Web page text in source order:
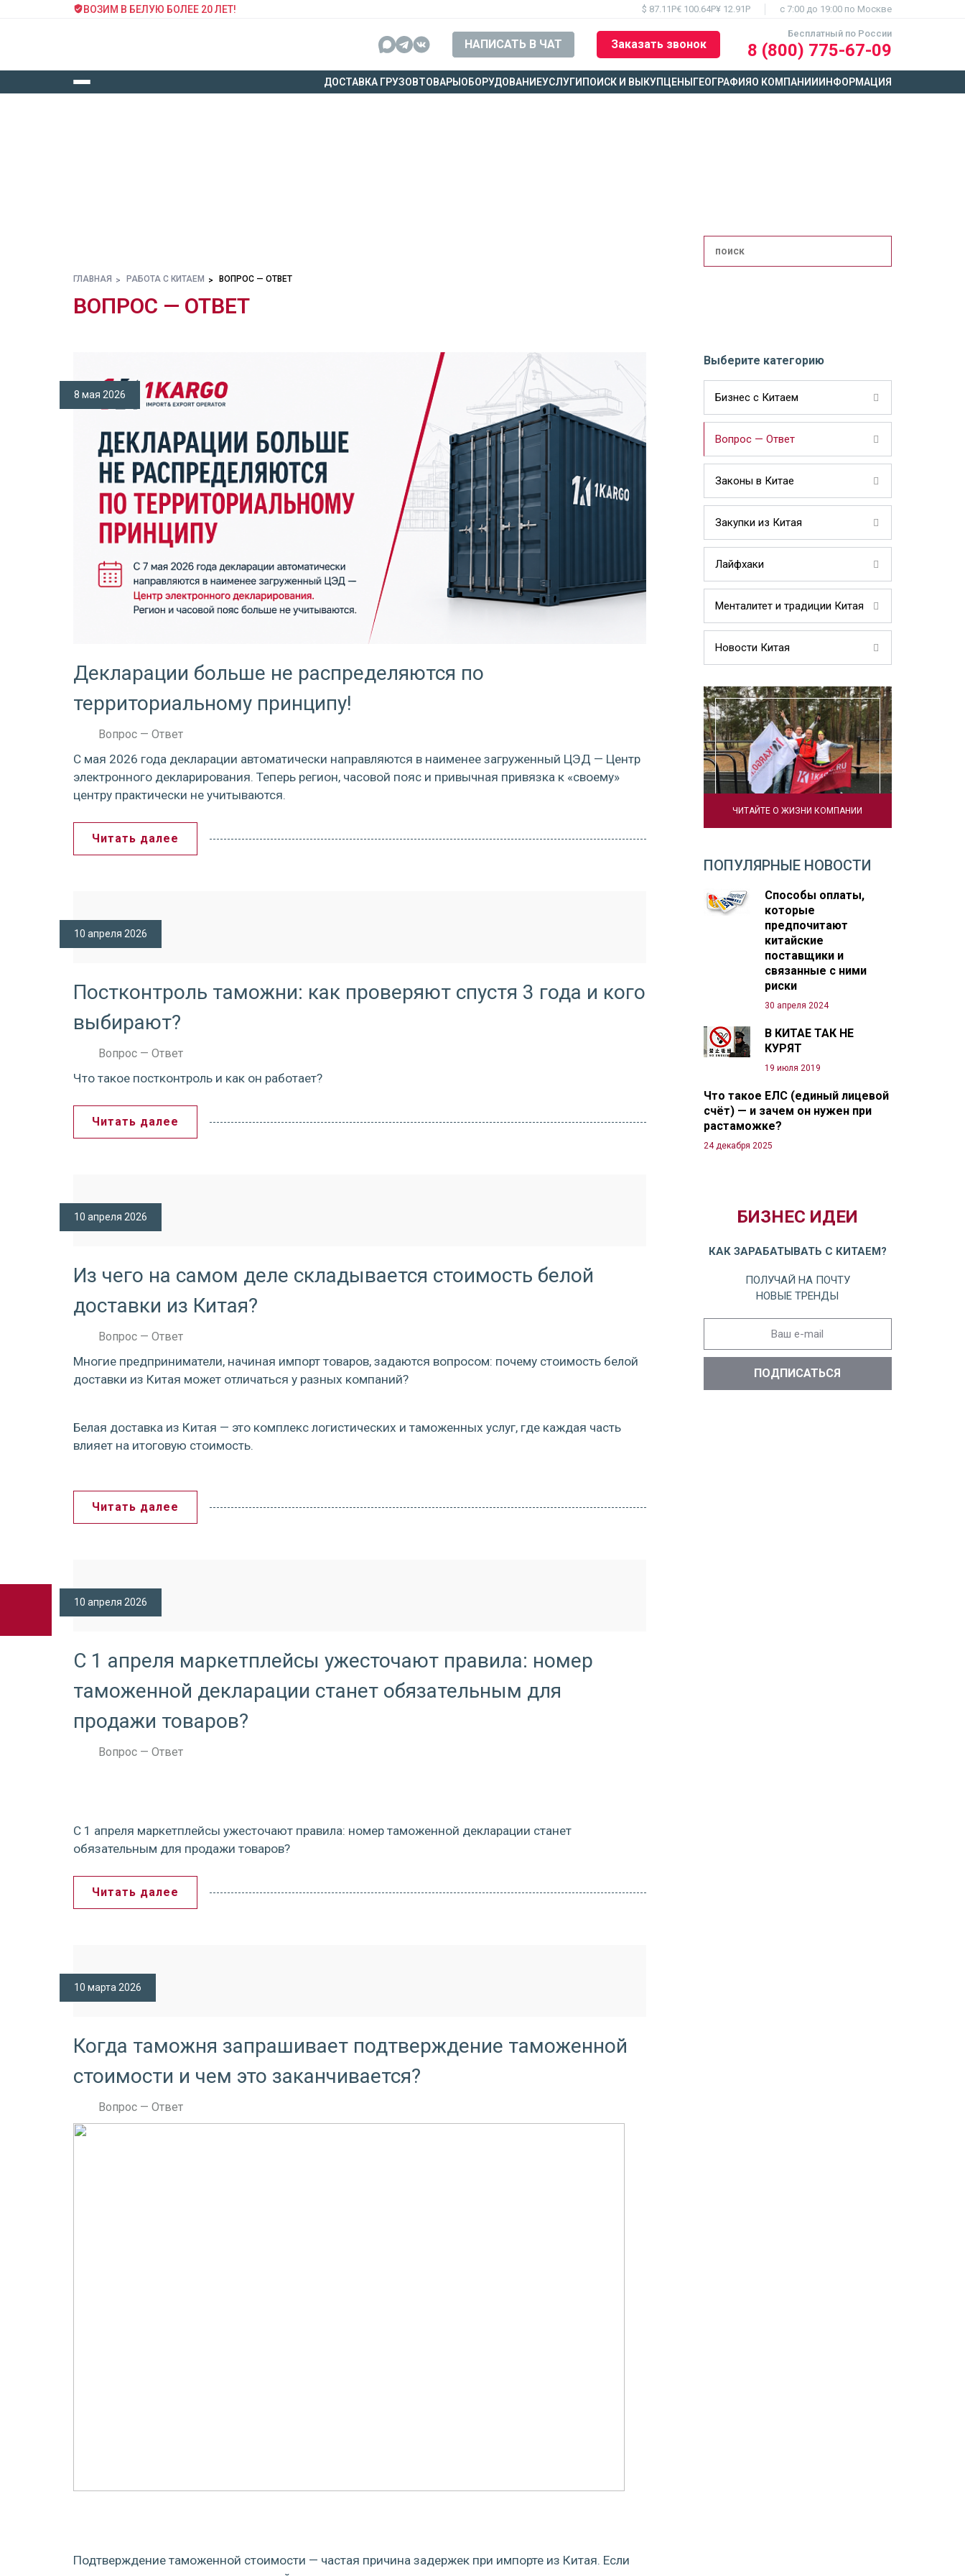
ВОЗИМ В БЕЛУЮ БОЛЕЕ 20 ЛЕТ! $ 87.11Р€ 100.64Р¥ 12.91Р c 7:00 до 19:00 по Москве
НАПИСАТЬ В ЧАТ Заказать звонок
Бесплатный по России
8 (800) 775-67-09
ДОСТАВКА ГРУЗОВТОВАРЫ ОБОРУДОВАНИЕУСЛУГИ ПОИСК И ВЫКУП ЦЕНЫ ГЕОГРАФИЯО КОМПАНИИ ИНФОРМАЦИЯ
ГЛАВНАЯ РАБОТА С КИТАЕМ ВОПРОС — ОТВЕТ
ВОПРОС — ОТВЕТ
8 мая 2026
Декларации больше не распределяются по
территориальному принципу!
Вопрос — Ответ
С мая 2026 года декларации автоматически направляются в наименее загруженный ЦЭД — Центр
электронного декларирования. Теперь регион, часовой пояс и привычная привязка к «своему»
центру практически не учитываются.
Читать далее
10 апреля 2026
Постконтроль таможни: как проверяют спустя 3 года и кого
выбирают?
Вопрос — Ответ
Что такое постконтроль и как он работает?
Читать далее
10 апреля 2026
Из чего на самом деле складывается стоимость белой
доставки из Китая?
Вопрос — Ответ
Многие предприниматели, начиная импорт товаров, задаются вопросом: почему стоимость белой
доставки из Китая может отличаться у разных компаний?
Белая доставка из Китая — это комплекс логистических и таможенных услуг, где каждая часть
влияет на итоговую стоимость.
Читать далее
10 апреля 2026
С 1 апреля маркетплейсы ужесточают правила: номер
таможенной декларации станет обязательным для
продажи товаров?
Вопрос — Ответ
С 1 апреля маркетплейсы ужесточают правила: номер таможенной декларации станет
обязательным для продажи товаров?
Читать далее
10 марта 2026
Когда таможня запрашивает подтверждение таможенной
стоимости и чем это заканчивается?
Вопрос — Ответ
Подтверждение таможенной стоимости — частая причина задержек при импорте из Китая. Если
Выберите категорию
Бизнес с Китаем
Вопрос — Ответ
Законы в Китае
Закупки из Китая
Лайфхаки
Менталитет и традиции Китая
Новости Китая
ЧИТАЙТЕ О ЖИЗНИ КОМПАНИИ
ПОПУЛЯРНЫЕ НОВОСТИ
Способы оплаты,
которые
предпочитают
китайские
поставщики и
связанные с ними
риски
30 апреля 2024
В КИТАЕ ТАК НЕ
КУРЯТ
19 июля 2019
Что такое ЕЛС (единый лицевой
счёт) — и зачем он нужен при
растаможке?
24 декабря 2025
БИЗНЕС ИДЕИ
КАК ЗАРАБАТЫВАТЬ С КИТАЕМ?
ПОЛУЧАЙ НА ПОЧТУ
НОВЫЕ ТРЕНДЫ